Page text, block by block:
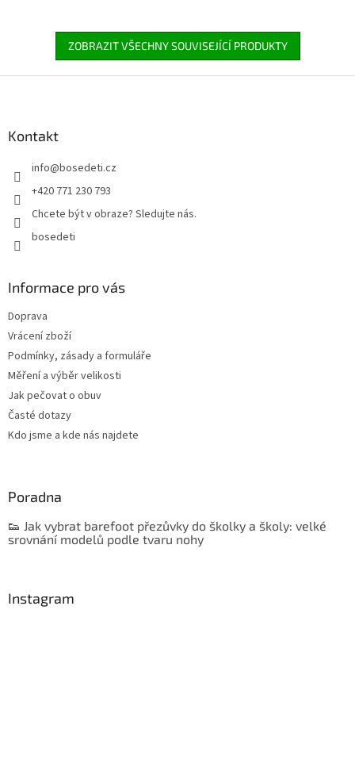
ZOBRAZIT VŠECHNY SOUVISEJÍCÍ PRODUKTY
Kontakt
info@bosedeti.cz
+420 771 230 793
Chcete být v obraze? Sledujte nás.
bosedeti
Informace pro vás
Doprava
Vrácení zboží
Podmínky, zásady a formuláře
Měření a výběr velikosti
Jak pečovat o obuv
Časté dotazy
Kdo jsme a kde nás najdete
Poradna
👟 Jak vybrat barefoot přezůvky do školky a školy: velké
srovnání modelů podle tvaru nohy
Instagram